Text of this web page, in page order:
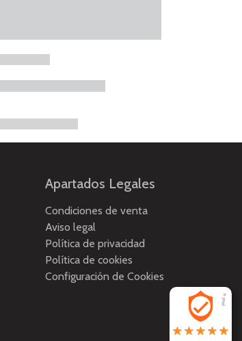
Apartados Legales
Condiciones de venta
Aviso legal
Política de privacidad
Política de cookies
Configuración de Cookies